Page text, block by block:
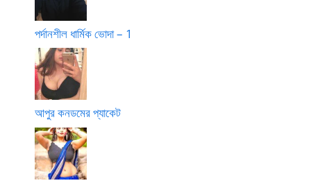
পর্দানশীল ধার্মিক ভোদা – 1
আপুর কনডমের প্যাকেট